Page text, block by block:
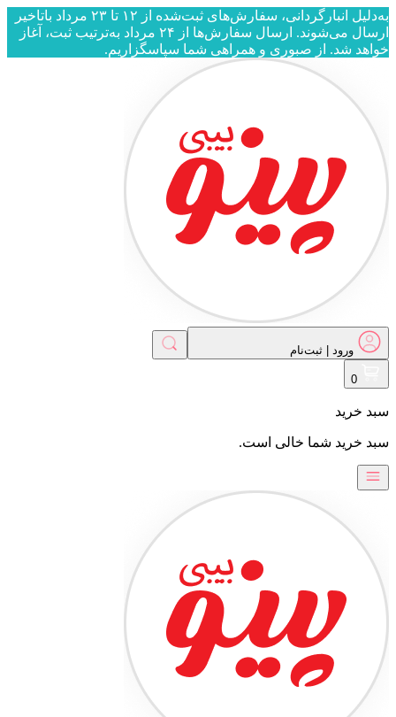
به‌دلیل انبارگردانی، سفارش‌های ثبت‌شده از ۱۲ تا ۲۳ مرداد باتاخیر
ارسال می‌شوند. ارسال سفارش‌ها از ۲۴ مرداد به‌ترتیب ثبت، آغاز
شد. از صبوری و همراهی شما سپاسگزاریم.
ورود | ثبت‌نام
خرید
خرید شما خالی است.